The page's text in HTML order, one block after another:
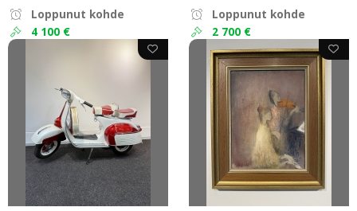
Loppunut kohde
4 100 €
Loppunut kohde
2 700 €